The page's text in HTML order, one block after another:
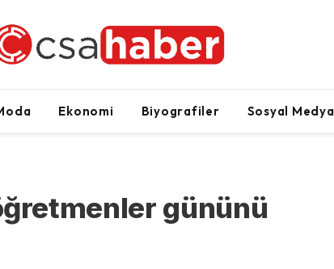
Ekonomi Biyografiler Sosyal Medya
gününü